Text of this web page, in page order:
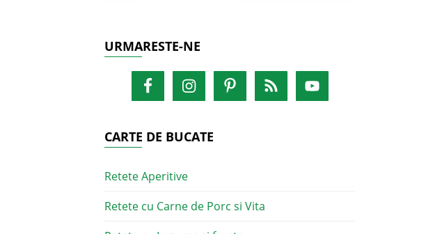
URMARESTE-NE
CARTE DE BUCATE
Retete Aperitive
Retete cu Carne de Porc si Vita